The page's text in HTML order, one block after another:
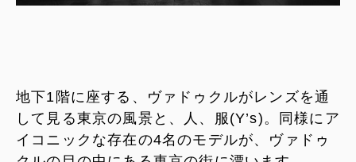
地下1階に座する、ヴァドゥクルがレンズを通
して見る東京の風景と、人、服(Y’s)。同様にア
イコニックな存在の4名のモデルが、ヴァドゥ